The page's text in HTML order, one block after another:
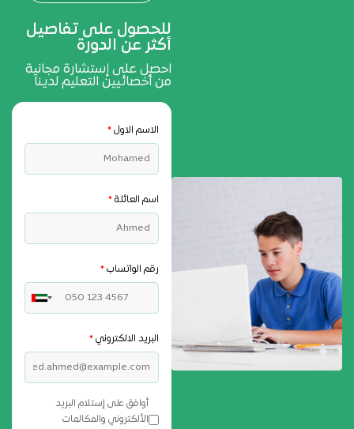
للحصول على تفاصيل
أكثر عن الدورة
احصل على إستشارة مجانية
من أخصائيين التعليم لدينا
الاسم الاول *
اسم العائلة *
رقم الواتساب *
البريد الالكتروني *
أوافق على إستلام البريد
الألكتروني والمكالمات